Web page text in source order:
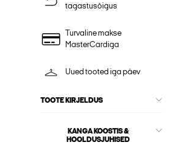
tagastusõigus
Turvaline makse
MasterCardiga
Uued tooted iga päev
TOOTE KIRJELDUS
KANGA KOOSTIS &
HOOLDUSJUHISED